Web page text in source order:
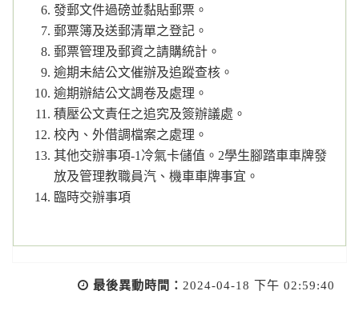
發郵文件過磅並黏貼郵票。
郵票簿及送郵清單之登記。
郵票管理及郵資之請購統計。
逾期未結公文催辦及追蹤查核。
逾期辦結公文調卷及處理。
積壓公文責任之追究及簽辦議處。
校內、外借調檔案之處理。
其他交辦事項-1冷氣卡儲值。2學生腳踏車車牌發
放及管理教職員汽、機車車牌事宜。
臨時交辦事項
最後異動時間： 2024-04-18 下午 02:59:40